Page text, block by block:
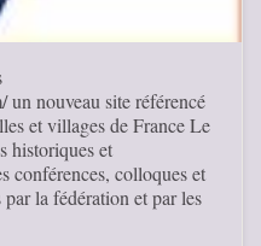
nouveau site référencé
et villages de France Le
historiques et
conférences, colloques et
la fédération et par les